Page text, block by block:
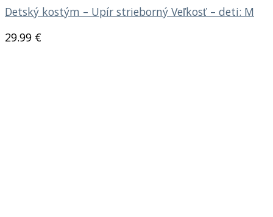
Detský kostým – Upír strieborný Veľkosť – deti: M
29.99 €